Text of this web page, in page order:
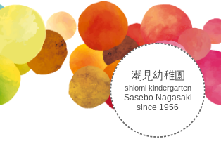
潮見幼稚園
shiomi kindergarten
Sasebo Nagasaki
since 1956